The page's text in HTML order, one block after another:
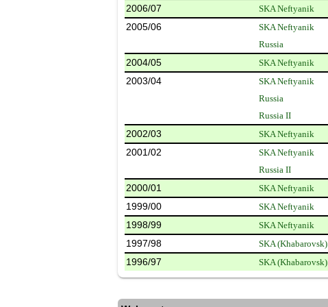
2006/07 SKA Neftyanik
2005/06
SKA Neftyanik
Russia
2004/05 SKA Neftyanik
2003/04
SKA Neftyanik
Russia
Russia II
2002/03 SKA Neftyanik
2001/02
SKA Neftyanik
Russia II
2000/01 SKA Neftyanik
1999/00 SKA Neftyanik
1998/99 SKA Neftyanik
1997/98 SKA (Khabarovsk)
1996/97 SKA (Khabarovsk)